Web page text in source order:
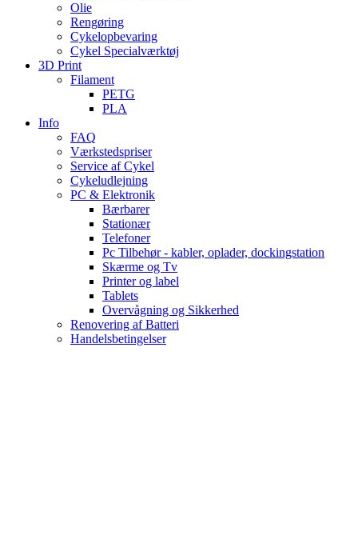
Olie
Rengøring
Cykelopbevaring
Cykel Specialværktøj
3D Print
Filament
PETG
PLA
Info
FAQ
Værkstedspriser
Service af Cykel
Cykeludlejning
PC & Elektronik
Bærbarer
Stationær
Telefoner
Pc Tilbehør - kabler, oplader, dockingstation
Skærme og Tv
Printer og label
Tablets
Overvågning og Sikkerhed
Renovering af Batteri
Handelsbetingelser